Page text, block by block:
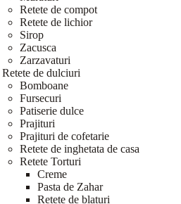
Retete de compot
Retete de lichior
Sirop
Zacusca
Zarzavaturi
Retete de dulciuri
Bomboane
Fursecuri
Patiserie dulce
Prajituri
Prajituri de cofetarie
Retete de inghetata de casa
Retete Torturi
Creme
Pasta de Zahar
Retete de blaturi